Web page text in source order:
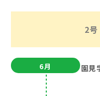
2
6月 園見